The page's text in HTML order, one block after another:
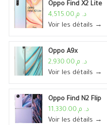
Oppo Find X2 Lite
د. م.4,515.00
Voir les détails →
Oppo A9x
د. م.2,930.00
Voir les détails →
Oppo Find N2 Flip
د. م.11,330.00
Voir les détails →